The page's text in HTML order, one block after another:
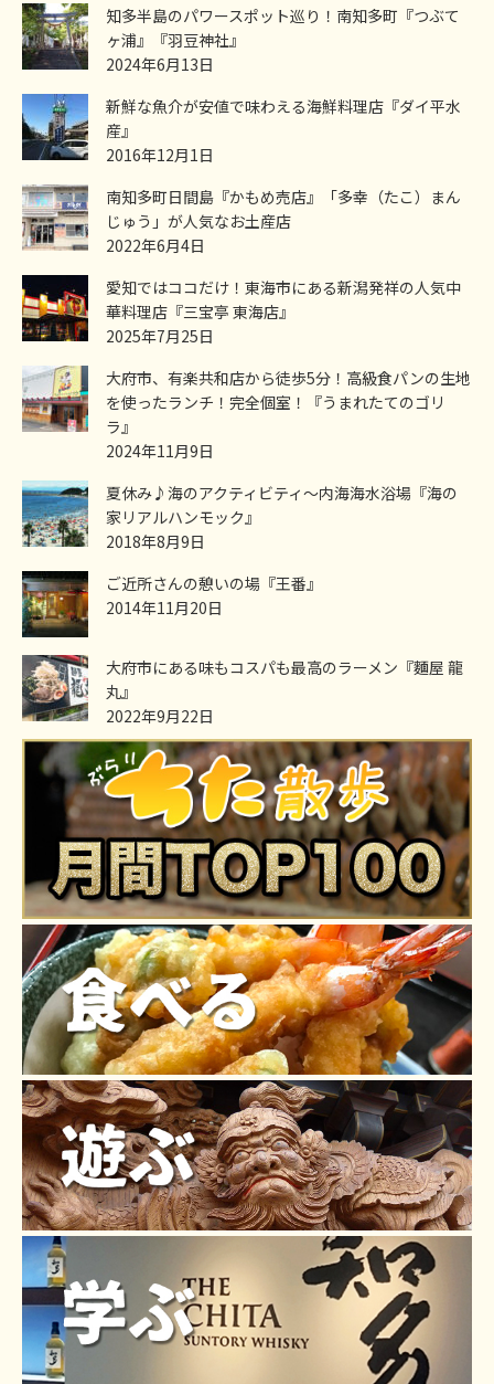
知多半島のパワースポット巡り！南知多町『つぶて
ヶ浦』『羽豆神社』
2024年6月13日
新鮮な魚介が安値で味わえる海鮮料理店『ダイ平水
産』
2016年12月1日
南知多町日間島『かもめ売店』「多幸（たこ）まん
じゅう」が人気なお土産店
2022年6月4日
愛知ではココだけ！東海市にある新潟発祥の人気中
華料理店『三宝亭 東海店』
2025年7月25日
大府市、有楽共和店から徒歩5分！高級食パンの生地
を使ったランチ！完全個室！『うまれたてのゴリ
ラ』
2024年11月9日
夏休み♪海のアクティビティ～内海海水浴場『海の
家リアルハンモック』
2018年8月9日
ご近所さんの憩いの場『王番』
2014年11月20日
大府市にある味もコスパも最高のラーメン『麵屋 龍
丸』
2022年9月22日